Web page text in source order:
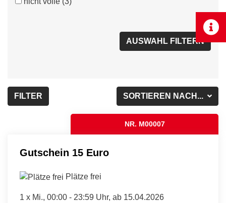
SORTIEREN NACH...
FILTER
NR. M00007
Gutschein 15 Euro
Plätze frei
1 x Mi., 00:00 - 23:59 Uhr, ab 15.04.2026